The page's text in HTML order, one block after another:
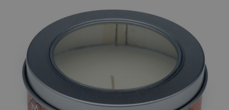
galería
imágenes
galería
imágenes